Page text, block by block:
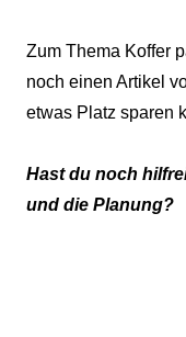
Zum Thema Koffer
noch einen Artikel
etwas Platz sparen
Hast du noch
und die Planung?